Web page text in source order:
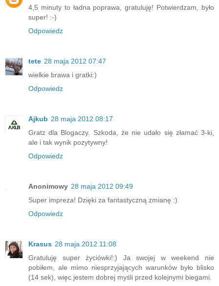
4,5 minuty to ładna poprawa, gratuluję! Potwierdzam, było
super! :-)
Odpowiedz
tete 28 maja 2012 07:47
wielkie brawa i gratki:)
Odpowiedz
Ajkub 28 maja 2012 08:17
Gratz dla Blogaczy. Szkoda, że nie udało się złamać 3-ki,
ale i tak wynik pozytywny!
Odpowiedz
Anonimowy 28 maja 2012 09:49
Super impreza! Dzięki za fantastyczną zmianę :)
Odpowiedz
Krasus 28 maja 2012 11:08
Gratuluję super życiówki!:) Ja swojej w weekend nie
pobiłem, ale mimo niesprzyjających warunków było blisko
(14 sek), więc jestem dobrej myśli przed kolejnymi biegami.